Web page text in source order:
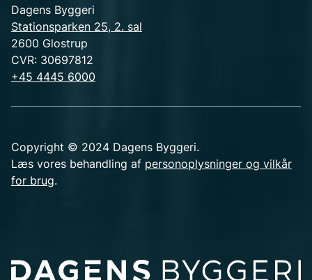
Dagens Byggeri
Stationsparken 25, 2. sal
2600 Glostrup
CVR: 30697812
+45 4445 6000
Copyright © 2024 Dagens Byggeri.
Læs vores behandling af personoplysninger og vilkår
for brug.